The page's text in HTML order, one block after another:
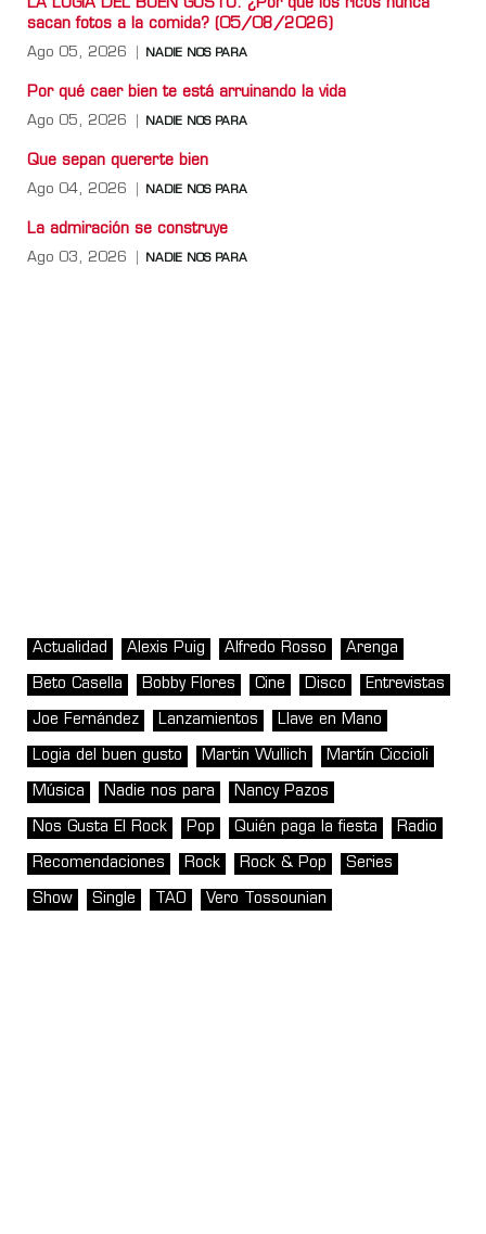
LA LOGIA DEL BUEN GUSTO: ¿Por qué los ricos nunca
sacan fotos a la comida? (05/08/2026)
Ago 05, 2026 NADIE NOS PARA
Por qué caer bien te está arruinando la vida
Ago 05, 2026 NADIE NOS PARA
Que sepan quererte bien
Ago 04, 2026 NADIE NOS PARA
La admiración se construye
Ago 03, 2026 NADIE NOS PARA
Actualidad Alexis Puig Alfredo Rosso Arenga
Beto Casella Bobby Flores Cine Disco Entrevistas
Joe Fernández Lanzamientos Llave en Mano
Logia del buen gusto Martin Wullich Martín Ciccioli
Música Nadie nos para Nancy Pazos
Nos Gusta El Rock Pop Quién paga la fiesta Radio
Recomendaciones Rock Rock & Pop Series
Show Single TAO Vero Tossounian